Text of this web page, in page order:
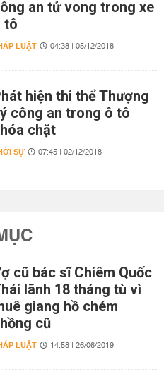
an tử vong trong xe
tô
LUẬT 04:38 | 05/12/2018
hiện thi thể Thượng
công an trong ô tô
chặt
SỰ 07:45 | 02/12/2018
cũ bác sĩ Chiêm Quốc
lãnh 18 tháng tù vì
giang hồ chém
cũ
LUẬT 14:58 | 26/06/2019